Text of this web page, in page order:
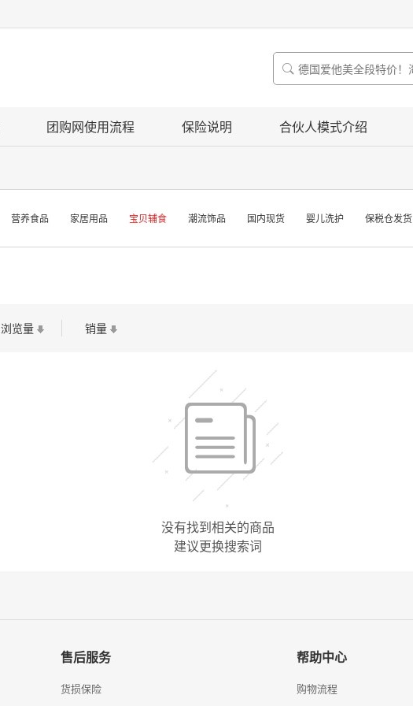

团购网使用流程 保险说明 合伙人模式介绍
营养食品 家居用品 宝贝辅食 潮流饰品 国内现货 婴儿洗护 保税仓发货
浏览量 销量
没有找到相关的商品
建议更换搜索词
售后服务
货损保险
帮助中心
购物流程